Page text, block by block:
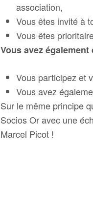
association,
Vous êtes invité à
Vous êtes
Vous avez
Vous participez et
Vous avez
Sur le même principe
Socios Or avec une
Marcel Picot !